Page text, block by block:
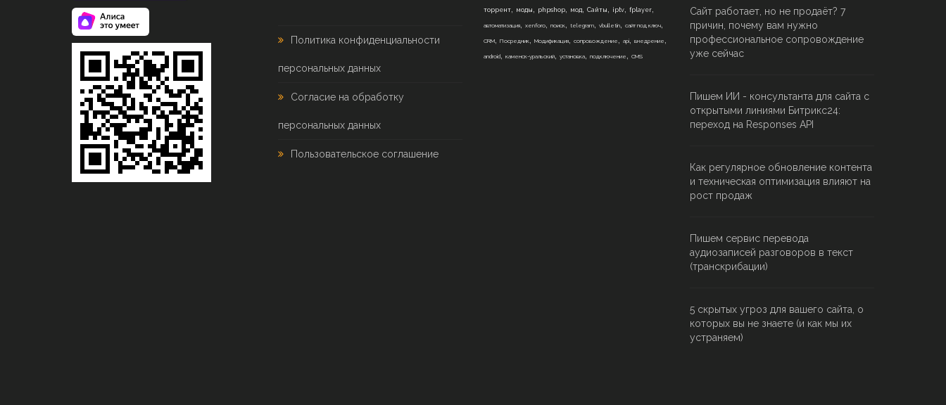
Политика конфиденциальности
персональных данных
Согласие на обработку
персональных данных
Пользовательское соглашение
торрент, моды , phpshop, мод, Сайты , iptv, fplayer,
автоматизация, xenforo, поиск, telegram, vbulletin, сайт под ключ,
CRM, Посредник, Модификация, сопровождение , api, внедрение ,
android, каменск-уральский, установка, подключение , CMS
Сайт работает, но не продаёт? 7
причин, почему вам нужно
профессиональное сопровождение
уже сейчас
Пишем ИИ - консультанта для сайта с
открытыми линиями Битрикс24:
переход на Responses API
Как регулярное обновление контента
и техническая оптимизация влияют на
рост продаж
Пишем сервис перевода
аудиозаписей разговоров в текст
(транскрибации)
5 скрытых угроз для вашего сайта, о
которых вы не знаете (и как мы их
устраняем)